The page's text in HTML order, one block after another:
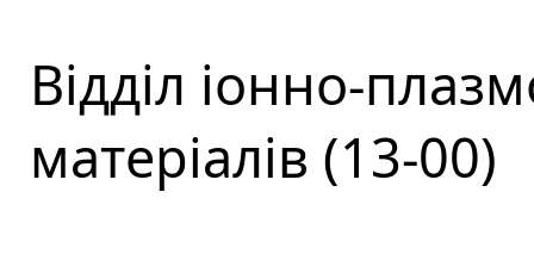
Відділ іонно-
матеріалів (13-00)